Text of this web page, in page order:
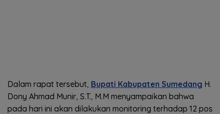
Dalam rapat tersebut, Bupati Kabupaten Sumedang H.
Dony Ahmad Munir, S.T., M.M menyampaikan bahwa
pada hari ini akan dilakukan monitoring terhadap 12 pos